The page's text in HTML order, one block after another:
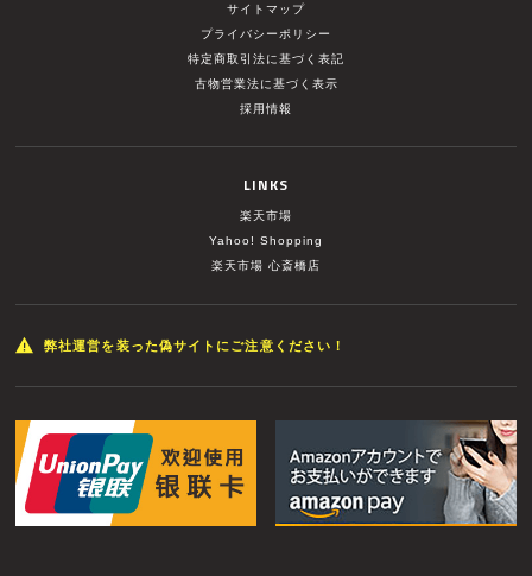
サイトマップ
プライバシーポリシー
特定商取引法に基づく表記
古物営業法に基づく表示
採用情報
LINKS
楽天市場
Yahoo! Shopping
楽天市場 心斎橋店
弊社運営を装った偽サイトにご注意ください！